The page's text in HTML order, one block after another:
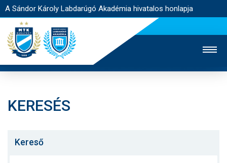
A Sándor Károly Labdarúgó Akadémia hivatalos honlapja
JEGYÉRTÉKESÍTÉS
KERESÉS
Kereső